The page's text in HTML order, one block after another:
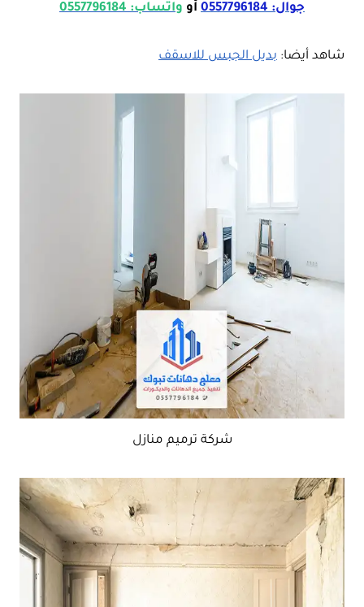
جوال: 0557796184 أو واتساب: 0557796184
شاهد أيضا: بديل الجبس للاسقف
شركة ترميم منازل